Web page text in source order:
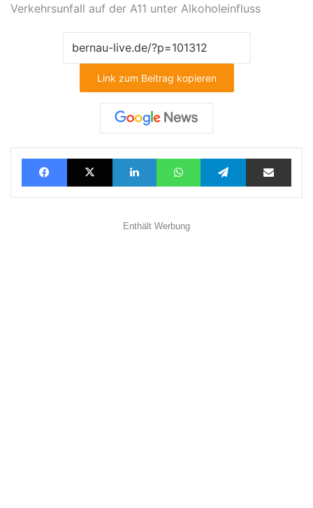
Verkehrsunfall auf der A11 unter Alkoholeinfluss
Link zum Beitrag kopieren
FacebookX LinkedInWhatsAppTelegramTeilen via E-Mail
Enthält Werbung